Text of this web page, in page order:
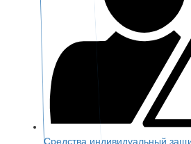
Средства индивидуальный